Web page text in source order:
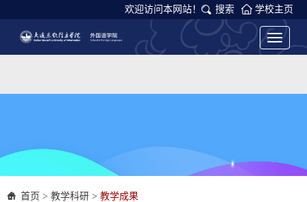
欢迎访问本网站！ 搜索 学校主页
Toggle
首页 > 教学科研 > 教学成果